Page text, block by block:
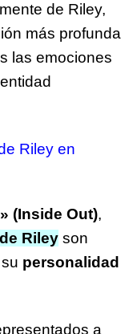
de Riley,
más profunda
las emociones
Riley en
(Inside Out),
Riley son
personalidad
a